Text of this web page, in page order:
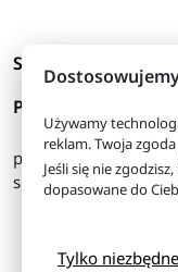
Skróty
Produkty
pon. - piątek
sobota
08:00 -
08:00
Używamy
reklam. Twoja
Jeśli się nie
dopasowane do
Tylko niezbędne